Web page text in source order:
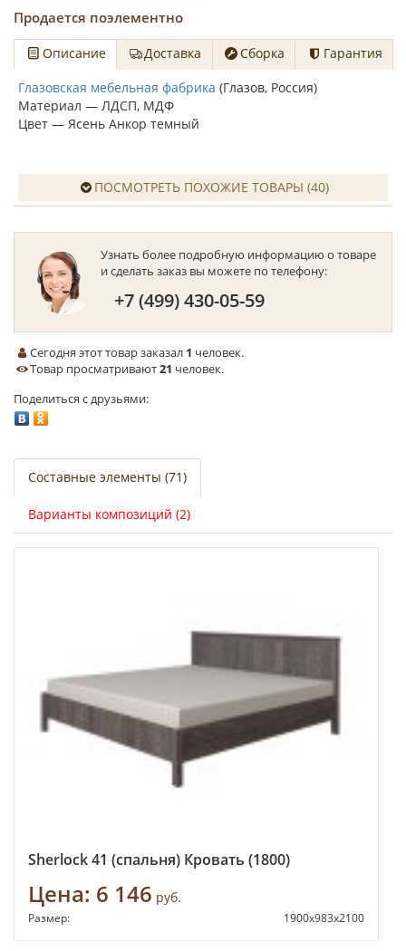
Продается поэлементно
Описание Доставка Сборка
Гарантия
Глазовская мебельная фабрика (Глазов, Россия)
Материал — ЛДСП, МДФ
Цвет — Ясень Анкор темный
ПОСМОТРЕТЬ ПОХОЖИЕ ТОВАРЫ (40)
Узнать более подробную информацию о товаре
и сделать заказ вы можете по телефону:
+7 (499) 430-05-59
Сегодня этот товар заказал 1 человек.
Товар просматривают21 человек.
Поделиться с друзьями:
Составные элементы (71)
Варианты композиций (2)
Sherlock 41 (спальня) Кровать (1800)
Цена: 6 146 руб.
Размер: 1900х983х2100